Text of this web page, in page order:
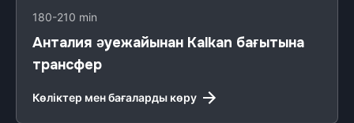
180-210 min
Анталия әуежайынан Kalkan бағытына
трансфер
Көліктер мен бағаларды көру